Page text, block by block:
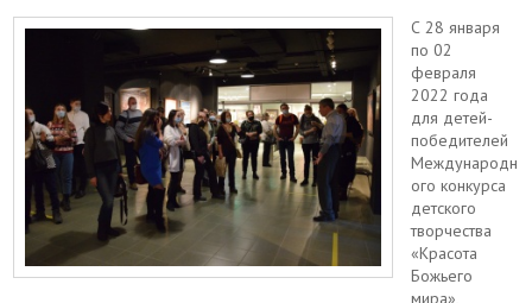
С 28 января
по 02
февраля
2022 года
для детей-
победителей
Международн
ого конкурса
детского
творчества
«Красота
Божьего
мира»,